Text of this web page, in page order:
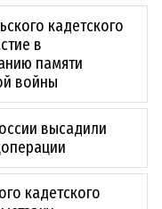
кадетского
в
памяти
войны
высадили
кадетского